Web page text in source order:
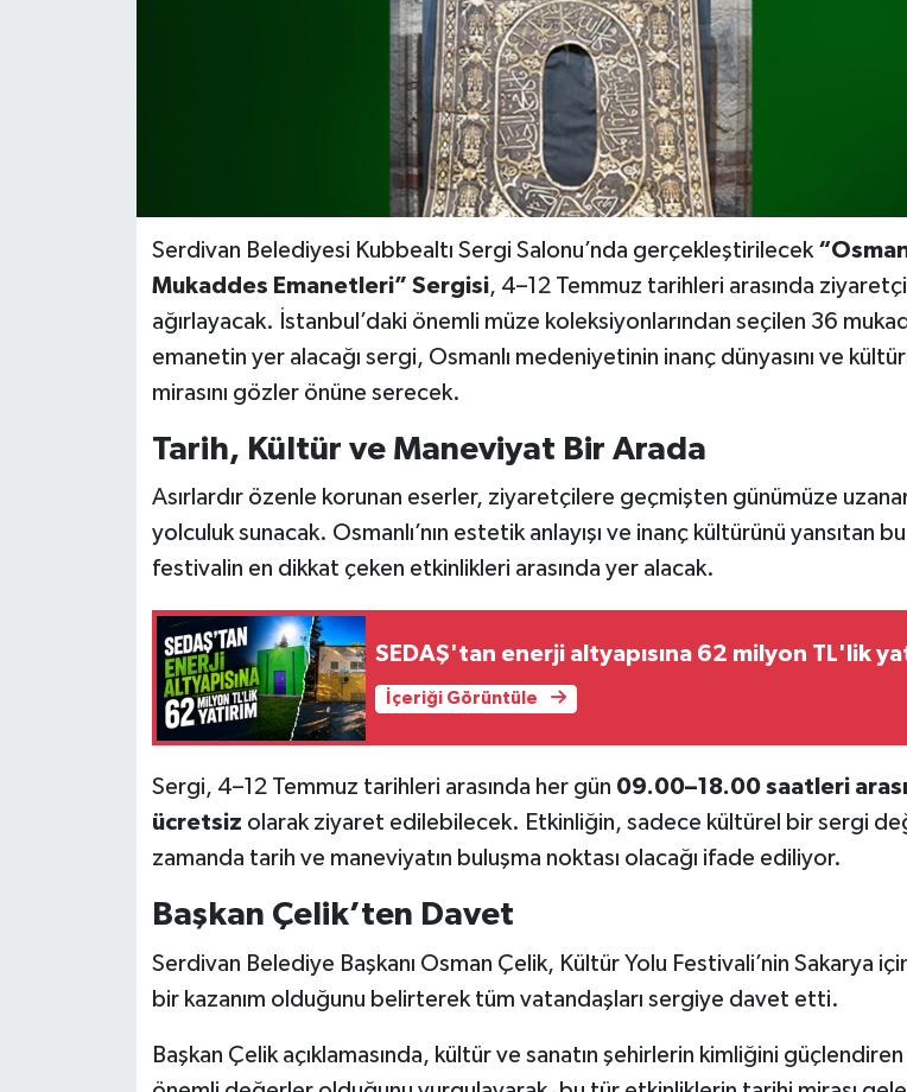
Serdivan Belediyesi Kubbealtı Sergi Salonu’nda gerçekleştirilecek
Mukaddes Emanetleri” Sergisi, 4–12 Temmuz tarihleri arasında
ağırlayacak. İstanbul’daki önemli müze koleksiyonlarından seçilen 36
emanetin yer alacağı sergi, Osmanlı medeniyetinin inanç dünyasını ve
mirasını gözler önüne serecek.
Tarih, Kültür ve Maneviyat Bir Arada
Asırlardır özenle korunan eserler, ziyaretçilere geçmişten günümüze
yolculuk sunacak. Osmanlı’nın estetik anlayışı ve inanç kültürünü yansıtan
festivalin en dikkat çeken etkinlikleri arasında yer alacak.
SEDAŞ'tan enerji altyapısına 62 milyon TL'lik
İçeriği Görüntüle
Sergi, 4–12 Temmuz tarihleri arasında her gün 09.00–18.00 saatleri
ücretsiz olarak ziyaret edilebilecek. Etkinliğin, sadece kültürel bir sergi
zamanda tarih ve maneviyatın buluşma noktası olacağı ifade ediliyor.
Başkan Çelik’ten Davet
Serdivan Belediye Başkanı Osman Çelik, Kültür Yolu Festivali’nin Sakarya
bir kazanım olduğunu belirterek tüm vatandaşları sergiye davet etti.
Başkan Çelik açıklamasında, kültür ve sanatın şehirlerin kimliğini güçlendiren